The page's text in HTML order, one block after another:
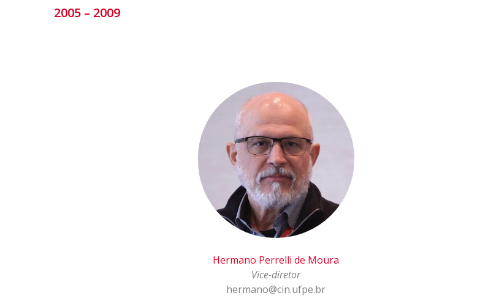
2005 – 2009
Hermano Perrelli de Moura
Vice-diretor
hermano@cin.ufpe.br